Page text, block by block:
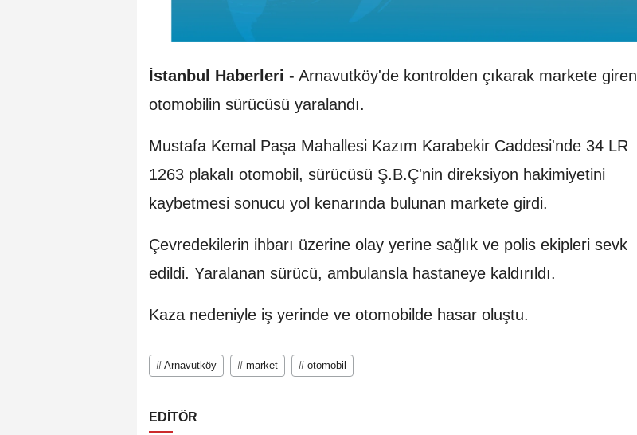
İstanbul Haberleri - Arnavutköy'de kontrolden çıkarak markete giren
otomobilin sürücüsü yaralandı.
Mustafa Kemal Paşa Mahallesi Kazım Karabekir Caddesi'nde 34 LR
1263 plakalı otomobil, sürücüsü Ş.B.Ç'nin direksiyon hakimiyetini
kaybetmesi sonucu yol kenarında bulunan markete girdi.
Çevredekilerin ihbarı üzerine olay yerine sağlık ve polis ekipleri sevk
edildi. Yaralanan sürücü, ambulansla hastaneye kaldırıldı.
Kaza nedeniyle iş yerinde ve otomobilde hasar oluştu.
# Arnavutköy # market # otomobil
EDİTÖR